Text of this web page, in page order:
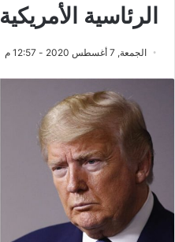
الرئاسية الأمريكية
الجمعة, 7 أغسطس 2020 - 12:57 م